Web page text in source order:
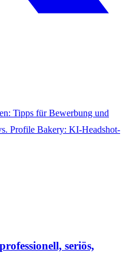
Tipps für Bewerbung und
Profile Bakery: KI-Headshot-
seriös,